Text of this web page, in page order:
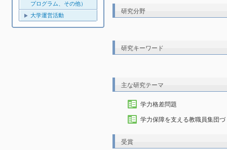
プログラム、その他）
大学運営活動
研究分野
研究キーワード
主な研究テーマ
学力格差問題
学力保障を支える教職員集団づ
受賞